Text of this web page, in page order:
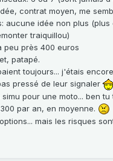
contrat moyen, me
: aucune idée non plus (plus
traiquillou)
peu près 400 euros
patapé.
toujours... j'étais
pressé de leur signaler
pour une moto... ben
par an, en moyenne.
mais les risques